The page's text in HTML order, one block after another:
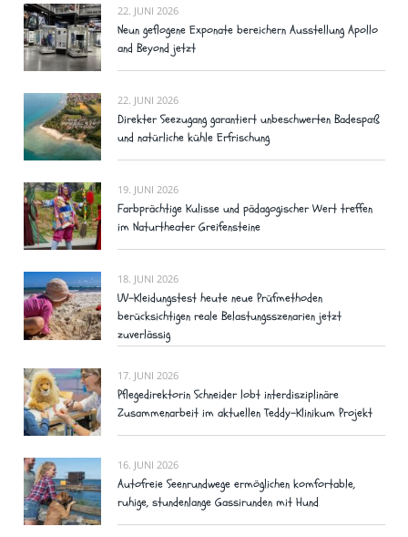
22. JUNI 2026
Neun geflogene Exponate bereichern Ausstellung Apollo
and Beyond jetzt
22. JUNI 2026
Direkter Seezugang garantiert unbeschwerten Badespaß
und natürliche kühle Erfrischung
19. JUNI 2026
Farbprächtige Kulisse und pädagogischer Wert treffen
im Naturtheater Greifensteine
18. JUNI 2026
UV-Kleidungstest heute neue Prüfmethoden
berücksichtigen reale Belastungsszenarien jetzt
zuverlässig
17. JUNI 2026
Pflegedirektorin Schneider lobt interdisziplinäre
Zusammenarbeit im aktuellen Teddy-Klinikum Projekt
16. JUNI 2026
Autofreie Seenrundwege ermöglichen komfortable,
ruhige, stundenlange Gassirunden mit Hund